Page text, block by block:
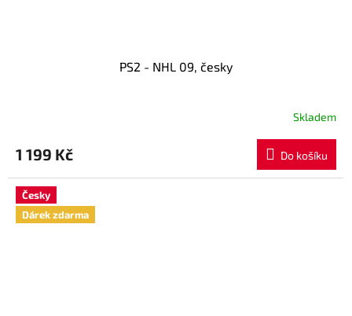
PS2 - NHL 09, česky
Skladem
1 199 Kč Do košíku
Česky
Dárek zdarma